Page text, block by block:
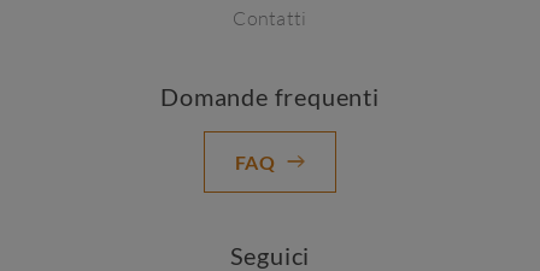
Contatti
Domande frequenti
FAQ
Seguici